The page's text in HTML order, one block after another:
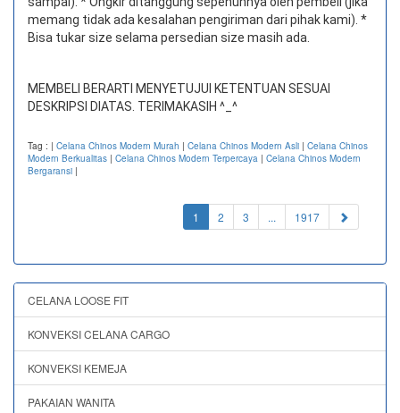
memang tidak ada kesalahan pengiriman dari pihak kami). *
Bisa tukar size selama persedian size masih ada.
MEMBELI BERARTI MENYETUJUI KETENTUAN SESUAI
DESKRIPSI DIATAS. TERIMAKASIH ^_^
Tag : | Celana Chinos Modern Murah | Celana Chinos Modern Asli | Celana Chinos
Modern Berkualitas | Celana Chinos Modern Terpercaya | Celana Chinos Modern
Bergaransi |
1 (current)
2 3 ... 1917
CELANA LOOSE FIT
KONVEKSI CELANA CARGO
KONVEKSI KEMEJA
PAKAIAN WANITA